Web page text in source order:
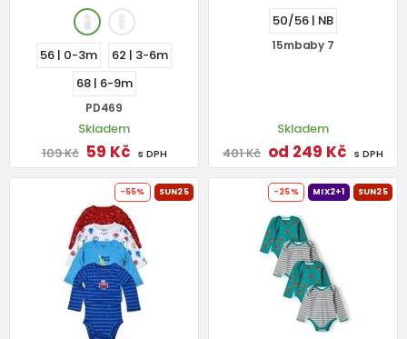
56 | 0-3m
62 | 3-6m
68 | 6-9m
PD469
Skladem
109 Kč 59 Kč s DPH
50/56 | NB
15mbaby 7
Skladem
401 Kč od 249 Kč s DPH
-55% SUN25 -25% MIX2+1 SUN25